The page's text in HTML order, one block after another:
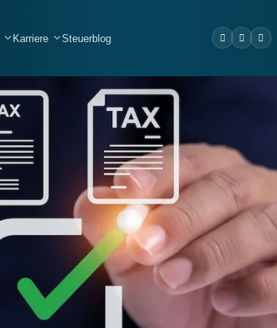
Karriere Steuerblog